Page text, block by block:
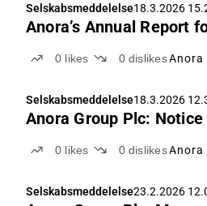
Selskabsmeddelelse18.3.2026
Anora’s Annual Report
0 likes 0 dislikesAnora
Selskabsmeddelelse18.3.2026
Anora Group Plc:
0 likes 0 dislikesAnora
Selskabsmeddelelse23.2.2026